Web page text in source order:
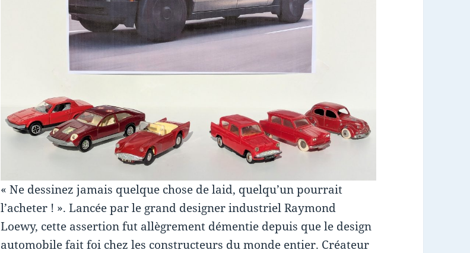
« Ne dessinez jamais quelque chose de laid, quelqu’un pourrait
l’acheter ! ». Lancée par le grand designer industriel Raymond
Loewy, cette assertion fut allègrement démentie depuis que le design
automobile fait foi chez les constructeurs du monde entier. Créateur